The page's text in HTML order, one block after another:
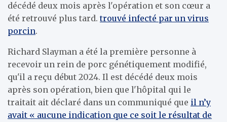
décédé deux mois après l'opération et son cœur a
été retrouvé plus tard.trouvé infecté par un virus
porcin.
Richard Slayman a été la première personne à
recevoir un rein de porc génétiquement modifié,
qu'il a reçu début 2024. Il est décédé deux mois
après son opération, bien que l'hôpital qui le
traitait ait déclaré dans un communiqué que il n’y
avait « aucune indication que ce soit le résultat de